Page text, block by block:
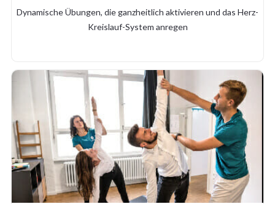
Dynamische Übungen, die ganzheitlich aktivieren und das Herz-
Kreislauf-System anregen